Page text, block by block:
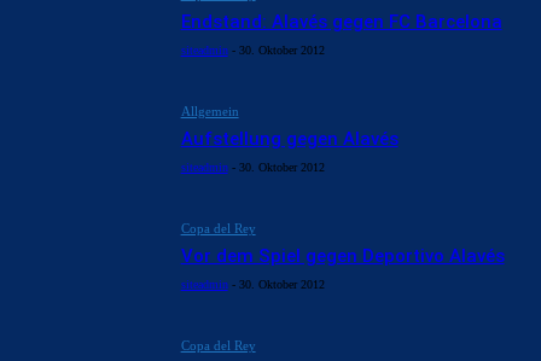
Endstand: Alavés gegen FC Barcelona
siteadmin - 30. Oktober 2012
Allgemein
Aufstellung gegen Alavés
siteadmin - 30. Oktober 2012
Copa del Rey
Vor dem Spiel gegen Deportivo Alavés
siteadmin - 30. Oktober 2012
Copa del Rey